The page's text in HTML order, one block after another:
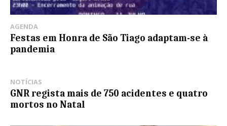
AGENDA
Festas em Honra de São Tiago adaptam-se à
pandemia
NOTÍCIAS
GNR regista mais de 750 acidentes e quatro
mortos no Natal